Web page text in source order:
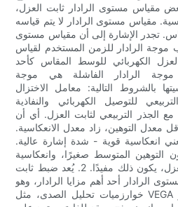
مقياس مستوى الرادار ثابت العزل،
مقياس مستوى الرادار لا يتم قياسه
تجدر الإشارة إلى أن مقياس مستوى
الرادار للزمن المستخدم لقياس
الكهربائي للوسط المقاس كأحد
موجة الرادار الفاشلة هي موجة
بالشروط التالية: معامل الاختزال
للتوصيل الكهربائي والنفاذية
الجذر التربيعي لثابت العزل. أي أن
معدل التوهين، زاد معدل الانعكاسية.
انعكاسية قوية - شدة إشارة عالية.
التوهين المتوسط ​​صغيرًا، وانعكاسية
ضعيفة، لذا عند ضبط ثابت العزل، يكون ذلك مفيدًا. 2. يُعد ضبط ثابت
الرادار أحد أهم مزايا الرادار، وهو
خوارزميات تحليل الصدى، مثل VEGA وECHOFOX ومرشح معالجة